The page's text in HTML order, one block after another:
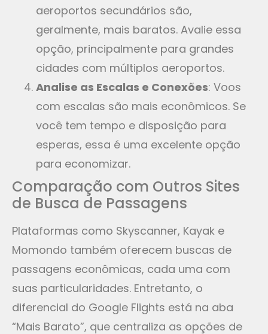
aeroportos secundários são,
geralmente, mais baratos. Avalie essa
opção, principalmente para grandes
cidades com múltiplos aeroportos.
Analise as Escalas e Conexões: Voos
com escalas são mais econômicos. Se
você tem tempo e disposição para
esperas, essa é uma excelente opção
para economizar.
Comparação com Outros Sites
de Busca de Passagens
Plataformas como Skyscanner, Kayak e
Momondo também oferecem buscas de
passagens econômicas, cada uma com
suas particularidades. Entretanto, o
diferencial do Google Flights está na aba
“Mais Barato”, que centraliza as opções de